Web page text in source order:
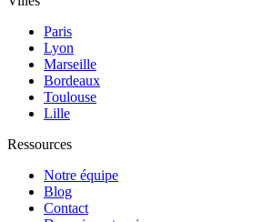
Paris
Lyon
Marseille
Bordeaux
Toulouse
Lille
Ressources
Notre équipe
Blog
Contact